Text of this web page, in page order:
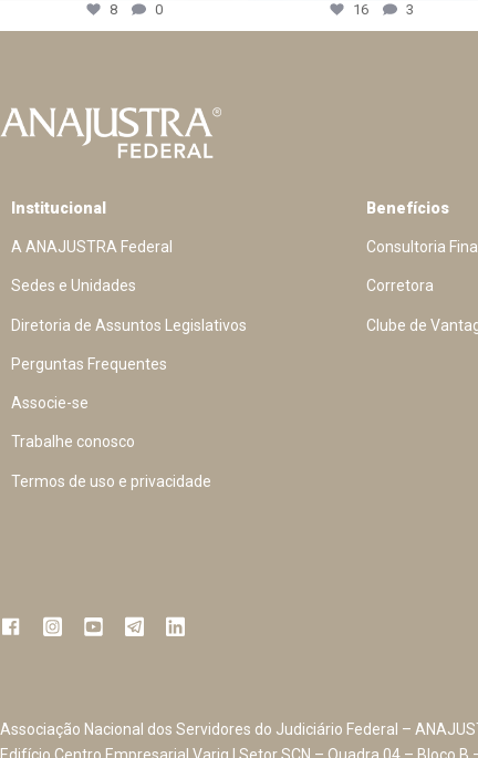
8 0 16 3
Institucional
A ANAJUSTRA Federal
Sedes e Unidades
Diretoria de Assuntos Legislativos
Perguntas Frequentes
Associe-se
Trabalhe conosco
Termos de uso e privacidade
Benefícios
Consultoria
Corretora
Clube de
Associação Nacional dos Servidores do Judiciário Federal –